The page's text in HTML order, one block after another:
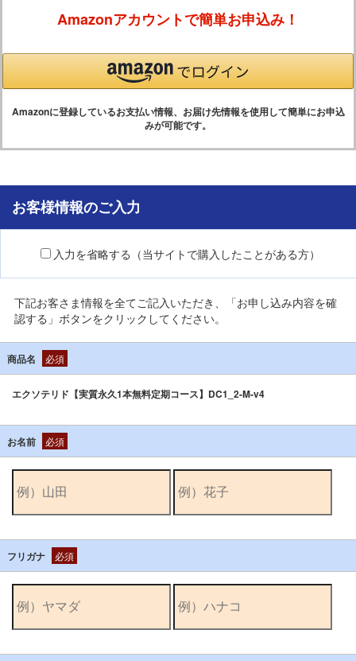
Amazonアカウントで簡単お申込み！
Amazonに登録しているお支払い情報、お届け先情報を使用して簡単にお申込
みが可能です。
お客様情報のご入力
入力を省略する（当サイトで購入したことがある方）
下記お客さま情報を全てご記入いただき、「お申し込み内容を確
認する」ボタンをクリックしてください。
商品名 必須
エクソテリド【実質永久1本無料定期コース】DC1_2-M-v4
お名前 必須
フリガナ 必須